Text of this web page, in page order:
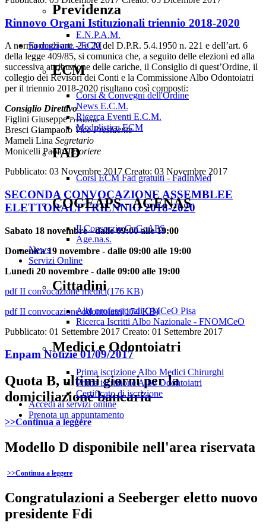
Previdenza
E.N.P.A.M.
Formazione - ECM
ECM
Corsi & Convegni dell'Ordine
News E.C.M.
Ricerca Eventi E.C.M.
Modulistica ECM
FAD
Corsi ECM Fad gratuiti - FadInMed
COGEAPS - AGENAS
Il Consorzio CoGeAPS
Age.na.s.
News
Servizi Online
Cittadini
Albi professionali OMCeO Pisa
Ricerca Iscritti Albo Nazionale - FNOMCeO
Medici e Odontoiatri
Prima iscrizione Albo Medici Chirurghi
Prima iscrizione Albo Odontoiatri
Certificato di iscrizione
Accedi ai servizi online
Prenota un appuntamento
Rinnovo Organi Istituzionali triennio 2018-2020
A norma degli artt. 2 e 20 del D.P.R. 5.4.1950 n. 221 e dell’art. 6
della legge 409/85, si comunica che, a seguito delle elezioni ed alla
successiva attribuzione delle cariche, il Consiglio di quest’Ordine, il
collegio dei Revisori dei Conti e la Commissione Albo Odontoiatri
per il triennio 2018-2020 risultano così composti:
Consiglio Direttivo
Figlini GiuseppePresidente
Bresci Giampaolo Vice Presidente
Mameli Lina Segretario
Monicelli PaoloTesoriere
Pubblicato: 03 Novembre 2017 Creato: 03 Novembre 2017
SECONDA CONVOCAZIONE ASSEMBLEE
ELETTORALI TRIENNIO 2018-2020
Sabato 18 novembre - dalle 09:00 alle 19:00
Domenica 19 novembre - dalle 09:00 alle 19:00
Lunedì 20 novembre - dalle 09:00 alle 19:00
pdfII convocazione medici(176 KB)
pdfII convocazione odontoiatri(174 KB)
Pubblicato: 01 Settembre 2017 Creato: 01 Settembre 2017
Enpam Notizie 01/09/2017
Quota B, ultimi giorni per la
domiciliazione bancaria
>>Continua a leggere
Modello D disponibile nell'area riservata
>>Continua a leggere
Congratulazioni a Seeberger eletto nuovo
presidente Fdi